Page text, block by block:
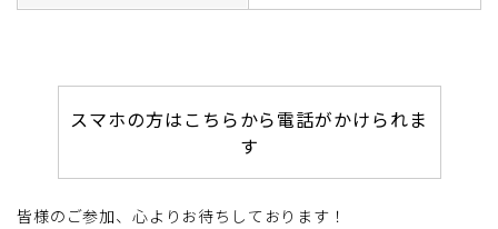
スマホの方はこちらから電話がかけられま
す
皆様のご参加、心よりお待ちしております！